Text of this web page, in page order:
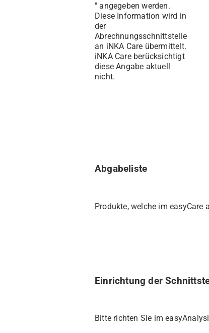
" angegeben werden.
Diese Information wird in
der
Abrechnungsschnittstelle
an iNKA Care übermittelt.
iNKA Care berücksichtigt
diese Angabe aktuell
nicht.
Abgabeliste
Produkte, welche im easyCare
Einrichtung der
Bitte richten Sie im